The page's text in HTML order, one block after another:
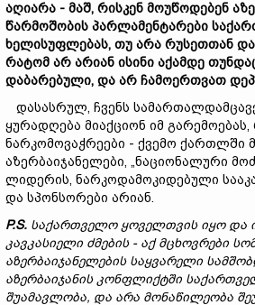
აღიარა - მაშ, რისკენ მოუწოდებენ
წარმოშობის პარლამენტარები
ხელისუფლებას, თუ არა რუსეთთან
რატომ არ არიან ისინი აქამდე
დაბარებული, და არ ჩამოერთვათ
დასასრულ, ჩვენს
ყურადღება მიაქციონ იმ
ნარკომოვაჭრეები - ქვემო ქართლში
აზერბაიჯანელები, „ნაციონალური
ლიდერის, ნარკოდამოკიდებული
და სპონსორები არიან.
P.S. საქართველო ყოველთვის იყო და
კავკასიელი ძმების- აქმცხოვრები
აზერბაიჯანელების საყვარელი
აზერბაიჯანის კონფლიქტში
შუამავლობა, და არა მონაწილეობა